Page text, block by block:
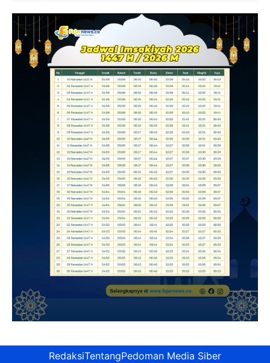
RedaksiTentangPedoman Media Siber